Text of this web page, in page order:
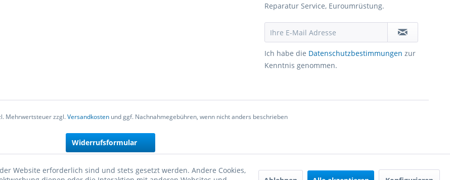
Reparatur Service, Euroumrüstung.
Ich habe die Datenschutzbestimmungen zur
Kenntnis genommen.
Mehrwertsteuer zzgl.Versandkostenund ggf. Nachnahmegebühren, wenn nicht anders beschrieben
Widerrufsformular
Website erforderlich sind und stets gesetzt werden. Andere Cookies,